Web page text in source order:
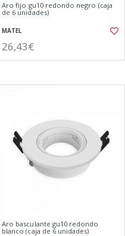
Aro fijo gu10 redondo negro (caja
de 6 unidades)
MATEL
26,43€
Aro basculante gu10 redondo
blanco (caja de 6 unidades)